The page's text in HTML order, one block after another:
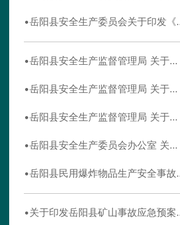
岳阳县安全生产委员会
岳阳县安全生产监督管理局 关于进一步规范烟花爆竹零售经营许可的 通 知
岳阳县安全生产监督管理局 关于做好全国 “两会”期间工矿商贸行业领域 企业安全生产工作的通知
岳阳县安全生产监督管理局 关于做好全国“两会”期间非煤矿山生产企业安全检查工作的通知
岳阳县安全生产委员会办公室 关于深入开展危险化学品罐区安全隐患 排查整治专项行动的通知
岳阳县民用
关于印发